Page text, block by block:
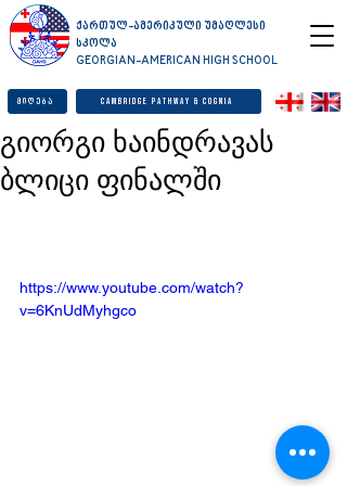
ქართულ-ამერიკული უმაღლესი
სკოლა
GEORGIAN-AMERICAN HIGH SCHOOL
მიღება Cambridge Pathway & Cognia
გიორგი ხაინდრავას
ბლიცი ფინალში
https://www.youtube.com/watch?
v=6KnUdMyhgco